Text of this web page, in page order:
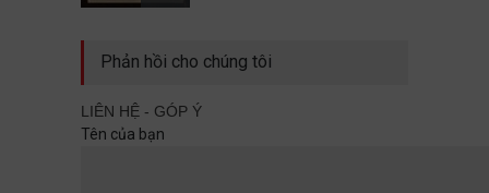
Sau cùng, mình đã không đi
cùng nhau
Phản hồi cho chúng tôi
LIÊN HỆ - GÓP Ý
Tên của bạn